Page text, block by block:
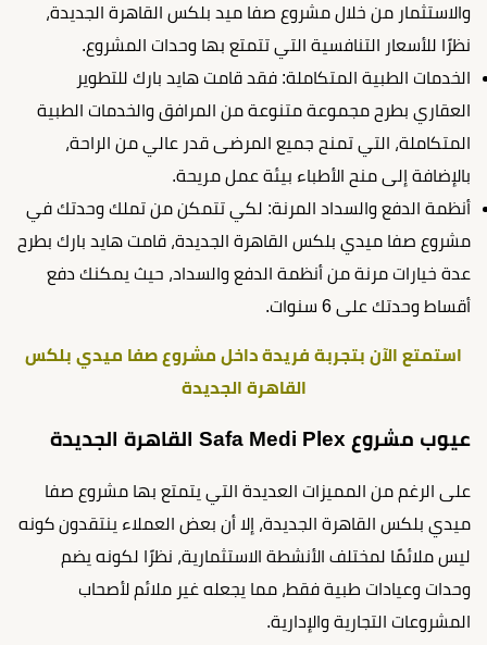
والاستثمار من خلال مشروع صفا ميد بلكس القاهرة الجديدة،
نظرًا للأسعار التنافسية التي تتمتع بها وحدات المشروع.
الخدمات الطبية المتكاملة: فقد قامت هايد بارك للتطوير
العقاري بطرح مجموعة متنوعة من المرافق والخدمات الطبية
المتكاملة، التي تمنح جميع المرضى قدر عالي من الراحة،
بالإضافة إلى منح الأطباء بيئة عمل مريحة.
أنظمة الدفع والسداد المرنة: لكي تتمكن من تملك وحدتك في
مشروع صفا ميدي بلكس القاهرة الجديدة، قامت هايد بارك بطرح
عدة خيارات مرنة من أنظمة الدفع والسداد، حيث يمكنك دفع
أقساط وحدتك على 6 سنوات.
استمتع الآن بتجربة فريدة داخل مشروع صفا ميدي بلكس
القاهرة الجديدة
عيوب مشروع Safa Medi Plex القاهرة الجديدة
على الرغم من المميزات العديدة التي يتمتع بها مشروع صفا
ميدي بلكس القاهرة الجديدة، إلا أن بعض العملاء ينتقدون كونه
ليس ملائمًا لمختلف الأنشطة الاستثمارية، نظرًا لكونه يضم
وحدات وعيادات طبية فقط، مما يجعله غير ملائم لأصحاب
المشروعات التجارية والإدارية.